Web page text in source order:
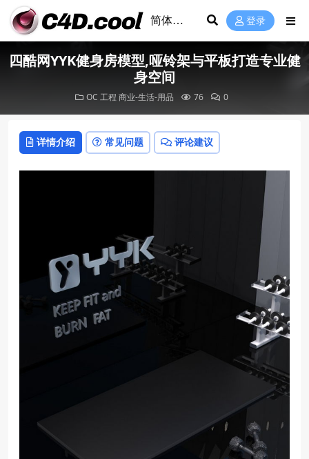
登录
四酷网YYK健身房模型,哑铃架与平板打造专业健
身空间
OC 工程 商业-生活-用品 76 0
详情介绍 常见问题 评论建议